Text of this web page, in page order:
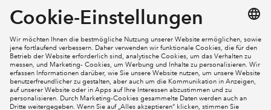
Kontakt
Mein Konto